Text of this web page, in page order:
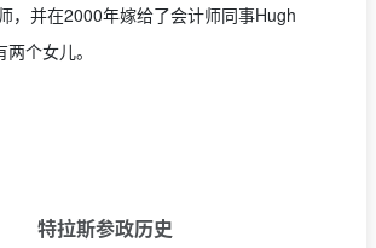
，并在2000年嫁给了会计师同事Hugh
个女儿。
特拉斯参政历史